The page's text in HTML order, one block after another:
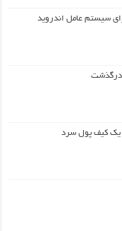
سیستم عامل اندروید
درگذشت
یک کیف‌ پول سرد